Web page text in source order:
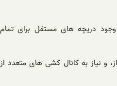
وجود دریچه های مستقل برای تمام
و نیاز به کانال کشی های متعدد از